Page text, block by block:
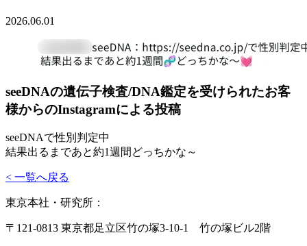
2026.06.01
seeDNAの遺伝子検査/DNA鑑定を受けられたお客
様からのInstagramによる投稿
seeDNAで性別判定中
結果出るまであと約1週間どっちかな～
< 一覧へ戻る
東京本社・研究所：
〒121-0813 東京都足立区竹の塚3-10-1 竹の塚ビル2階